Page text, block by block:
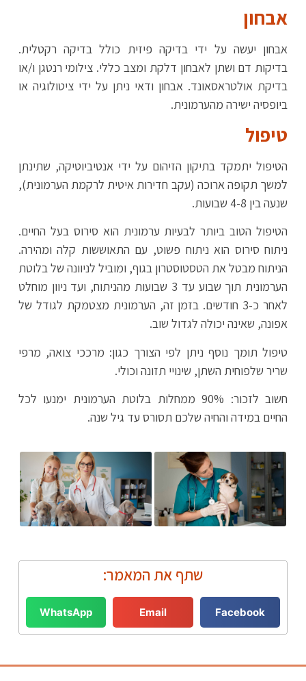
אבחון
אבחון יעשה על ידי בדיקה פיזית כולל בדיקה רקטלית.
בדיקות דם ושתן לאבחון דלקת ומצב כללי. צילומי רנטגן ו/או
בדיקת אולטראסאונד. אבחון ודאי ניתן על ידי ציטולוגיה או
ביופסיה ישירה מהערמונית.
טיפול
הטיפול יתמקד בתיקון הזיהום על ידי אנטיביוטיקה, שתינתן
למשך תקופה ארוכה (עקב חדירות איטית לרקמת הערמונית),
שנעה בין 4-8 שבועות.
הטיפול הטוב ביותר לבעיות ערמונית הוא סירוס בעל החיים.
ניתוח סירוס הוא ניתוח פשוט, עם התאוששות קלה ומהירה.
הניתוח מבטל את הטסטוסטרון בגוף, ומוביל לניוונה של בלוטת
הערמונית תוך שבוע עד 3 שבועות מהניתוח, ועד ניוון מוחלט
לאחר כ-3 חודשים. בזמן זה, הערמונית מצטמקת לגודל של
אפונה, שאינה יכולה לגדול שוב.
טיפול תומך נוסף ניתן לפי הצורך כגון: מרככי צואה, מרפי
שריר שלפוחית השתן, שינויי תזונה וכולי.
חשוב לזכור: 90% ממחלות בלוטת הערמונית ימנעו לכל
החיים במידה והחיה שלכם תסורס עד גיל שנה.
שתף את המאמר:
Facebook
Email
WhatsApp